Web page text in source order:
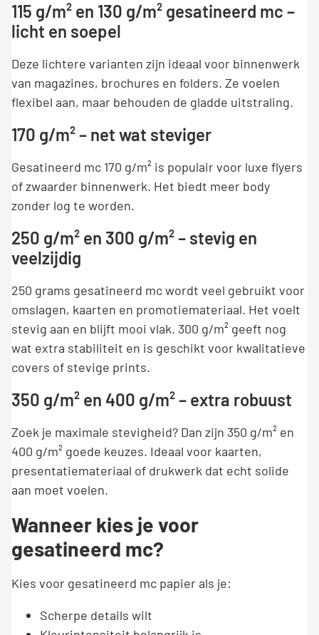
115 g/m² en 130 g/m² gesatineerd mc –
licht en soepel
Deze lichtere varianten zijn ideaal voor binnenwerk
van magazines, brochures en folders. Ze voelen
flexibel aan, maar behouden de gladde uitstraling.
170 g/m² – net wat steviger
Gesatineerd mc 170 g/m² is populair voor luxe flyers
of zwaarder binnenwerk. Het biedt meer body
zonder log te worden.
250 g/m² en 300 g/m² – stevig en
veelzijdig
250 grams gesatineerd mc wordt veel gebruikt voor
omslagen, kaarten en promotiemateriaal. Het voelt
stevig aan en blijft mooi vlak. 300 g/m² geeft nog
wat extra stabiliteit en is geschikt voor kwalitatieve
covers of stevige prints.
350 g/m² en 400 g/m² – extra robuust
Zoek je maximale stevigheid? Dan zijn 350 g/m² en
400 g/m² goede keuzes. Ideaal voor kaarten,
presentatiemateriaal of drukwerk dat echt solide
aan moet voelen.
Wanneer kies je voor
gesatineerd mc?
Kies voor gesatineerd mc papier als je:
Scherpe details wilt